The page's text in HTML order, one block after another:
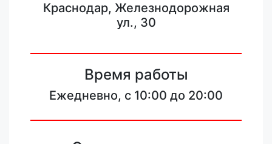
Краснодар, Железнодорожная
ул., 30
Время работы
Ежедневно, с 10:00 до 20:00